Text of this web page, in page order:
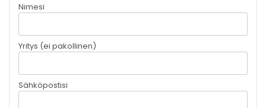
Nimesi
Yritys (ei pakollinen)
Sähköpostisi